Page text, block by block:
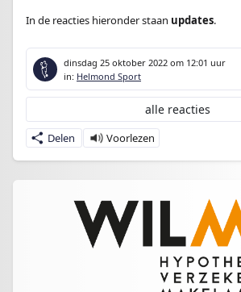
In de reacties hieronder staan updates.
dinsdag 25 oktober 2022 om 12:01 uur
in: Helmond Sport
Delen
alle reacties